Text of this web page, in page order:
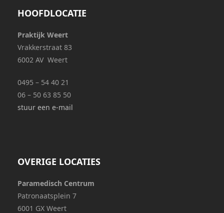
HOOFDLOCATIE
Praktijk Weert
Vrakkerstraat 83
6002 AV Weert
0495 – 54 40 21
06 – 50 63 85 50
stuur een e-mail
OVERIGE LOCATIES
Paramedisch Centrum
Patronaatsplein 7
6001 GX Weert